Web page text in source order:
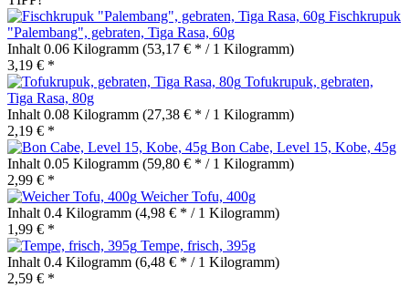
Fischkrupuk
"Palembang", gebraten, Tiga Rasa, 60g
Inhalt 0.06 Kilogramm (53,17 € * / 1 Kilogramm)
3,19 € *
Tofukrupuk, gebraten,
Tiga Rasa, 80g
Inhalt 0.08 Kilogramm (27,38 € * / 1 Kilogramm)
2,19 € *
Bon Cabe, Level 15, Kobe, 45g
Inhalt 0.05 Kilogramm (59,80 € * / 1 Kilogramm)
2,99 € *
Weicher Tofu, 400g
Inhalt 0.4 Kilogramm (4,98 € * / 1 Kilogramm)
1,99 € *
Tempe, frisch, 395g
Inhalt 0.4 Kilogramm (6,48 € * / 1 Kilogramm)
2,59 € *